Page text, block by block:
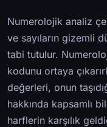
Numerolojik analiz
ve sayıların gizemli
tabi tutulur.
kodunu ortaya
değerleri, onun
hakkında kapsamlı
harflerin karşılık